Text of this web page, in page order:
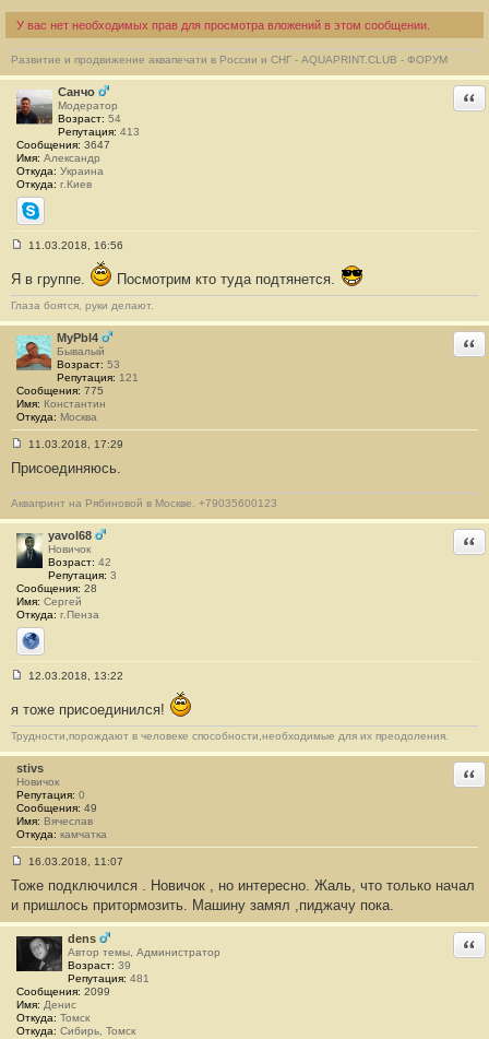
У вас нет необходимых прав для просмотра вложений в этом сообщении.
Развитие и продвижение аквапечати в России и СНГ - AQUAPRINT.CLUB - ФОРУМ
Санчо
Модератор
Возраст: 54
Репутация: 413
Сообщения: 3647
Имя: Александр
Откуда: Украина
Откуда: г.Киев
Skype
о
б
щ
е
н
и
е
#
2
11.03.2018, 16:56
Я в группе. Посмотрим кто туда подтянется.
Глаза боятся, руки делают.
MyPbl4
Бывалый
Возраст: 53
Репутация: 121
Сообщения: 775
Имя: Константин
Откуда: Москва
о
б
щ
е
н
и
е
3
11.03.2018, 17:29
Присоединяюсь.
Аквапринт на Рябиновой в Москве. +79035600123
yavol68
Новичок
Возраст: 42
Репутация: 3
Сообщения: 28
Имя: Cергей
Откуда: г.Пенза
Сайт
о
б
щ
е
н
и
е
#
4
12.03.2018, 13:22
я тоже присоединился!
Трудности,порождают в человеке способности,необходимые для их преодоления.
stivs
Новичок
Репутация: 0
Сообщения: 49
Имя: Вячеслав
Откуда: камчатка
о
б
щ
е
#
5
16.03.2018, 11:07
Тоже подключился . Новичок , но интересно. Жаль, что только начал
и пришлось притормозить. Машину замял ,пиджачу пока.
dens
Автор темы, Администратор
Возраст: 39
Репутация: 481
Сообщения: 2099
Имя: Денис
Откуда: Томск
Откуда: Сибирь, Томск